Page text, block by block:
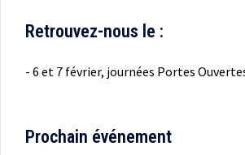
Retrouvez-nous le :
- 6 et 7 février, journées Portes
Prochain événement